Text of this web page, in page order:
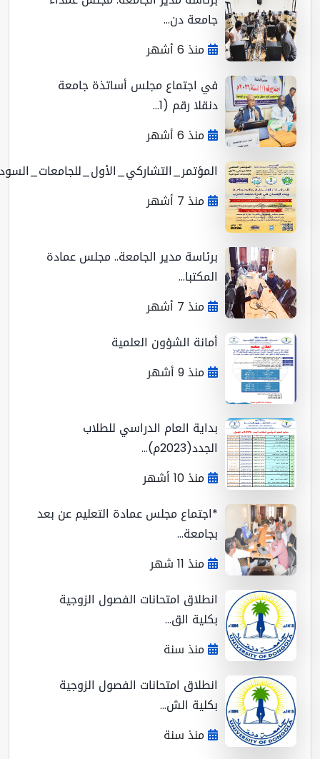
جامعة دن...
منذ 6 أشهر
في اجتماع مجلس أساتذة جامعة
دنقلا رقم (1...
منذ 6 أشهر
المؤتمر_التشاركي_الأول_للجامعات_السوداني...
منذ 7 أشهر
برئاسة مدير الجامعة.. مجلس عمادة
المكتبا...
منذ 7 أشهر
أمانة الشؤون العلمية
منذ 9 أشهر
بداية العام الدراسي للطلاب
الجدد(2023م)...
منذ 10 أشهر
*اجتماع مجلس عمادة التعليم عن بعد
بجامعة...
منذ 11 شهر
انطلاق امتحانات الفصول الزوجية
بكلية الق...
منذ سنة
انطلاق امتحانات الفصول الزوجية
بكلية الش...
منذ سنة